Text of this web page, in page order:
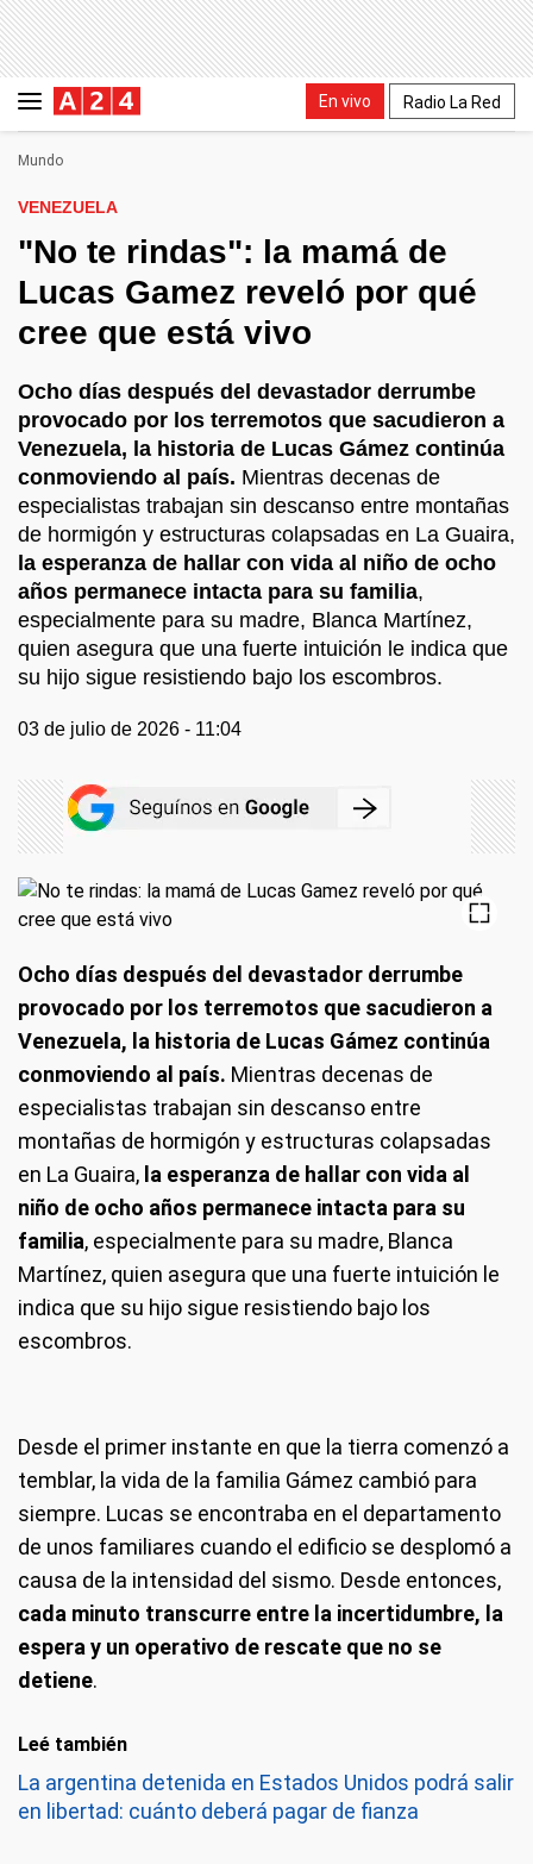
En vivo Radio La Red
Mundo
VENEZUELA
"No te rindas": la mamá de
Lucas Gamez reveló por qué
cree que está vivo
Ocho días después del devastador derrumbe
provocado por los terremotos que sacudieron a
Venezuela, la historia de Lucas Gámez continúa
conmoviendo al país. Mientras decenas de
especialistas trabajan sin descanso entre montañas
de hormigón y estructuras colapsadas en La Guaira,
la esperanza de hallar con vida al niño de ocho
años permanece intacta para su familia,
especialmente para su madre, Blanca Martínez,
quien asegura que una fuerte intuición le indica que
su hijo sigue resistiendo bajo los escombros.
03 de julio de 2026 - 11:04
Ocho días después del devastador derrumbe
provocado por los terremotos que sacudieron a
Venezuela, la historia de Lucas Gámez continúa
conmoviendo al país. Mientras decenas de
especialistas trabajan sin descanso entre
montañas de hormigón y estructuras colapsadas
en La Guaira, la esperanza de hallar con vida al
niño de ocho años permanece intacta para su
familia, especialmente para su madre, Blanca
Martínez, quien asegura que una fuerte intuición le
indica que su hijo sigue resistiendo bajo los
escombros.
Desde el primer instante en que la tierra comenzó a
temblar, la vida de la familia Gámez cambió para
siempre. Lucas se encontraba en el departamento
de unos familiares cuando el edificio se desplomó a
causa de la intensidad del sismo. Desde entonces,
cada minuto transcurre entre la incertidumbre, la
espera y un operativo de rescate que no se
detiene.
Leé también
La argentina detenida en Estados Unidos podrá salir
en libertad: cuánto deberá pagar de fianza